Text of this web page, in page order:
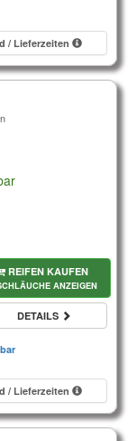
/ Lieferzeiten
REIFEN KAUFEN
ANZEIGEN
DETAILS
/ Lieferzeiten